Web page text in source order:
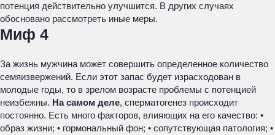
потенция действительно улучшится. В других случаях
обосновано рассмотреть иные меры.
Миф 4
За жизнь мужчина может совершить определенное количество
семяизвержений. Если этот запас будет израсходован в
молодые годы, то в зрелом возрасте проблемы с потенцией
неизбежны. На самом деле, сперматогенез происходит
постоянно. Есть много факторов, влияющих на его качество: •
образ жизни; • гормональный фон; • сопутствующая патология; •